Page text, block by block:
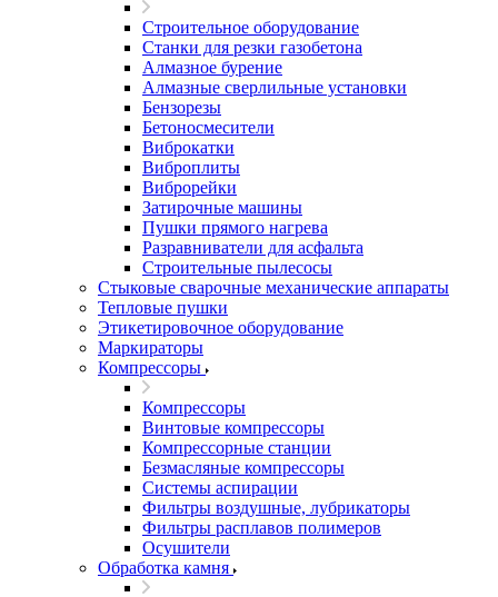
Строительное оборудование
Станки для резки газобетона
Алмазное бурение
Алмазные сверлильные установки
Бензорезы
Бетоносмесители
Виброкатки
Виброплиты
Виброрейки
Затирочные машины
Пушки прямого нагрева
Разравниватели для асфальта
Строительные пылесосы
Стыковые сварочные механические аппараты
Тепловые пушки
Этикетировочное оборудование
Маркираторы
Компрессоры
Компрессоры
Винтовые компрессоры
Компрессорные станции
Безмасляные компрессоры
Системы аспирации
Фильтры воздушные, лубрикаторы
Фильтры расплавов полимеров
Осушители
Обработка камня